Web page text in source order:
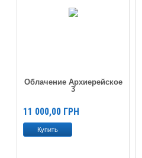
Облачение Архиерейское
3
11 000,00 ГРН